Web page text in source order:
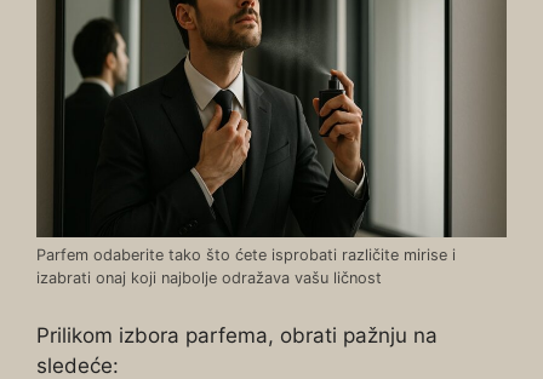
Parfem odaberite tako što ćete isprobati različite mirise i
izabrati onaj koji najbolje odražava vašu ličnost
Prilikom izbora parfema, obrati pažnju na
sledeće: